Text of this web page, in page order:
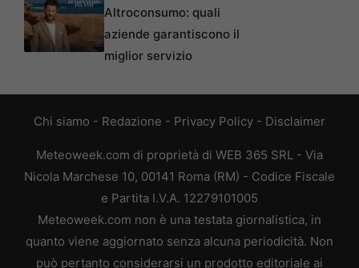
Altroconsumo: quali
aziende garantiscono il
miglior servizio
Chi siamo - Redazione - Privacy Policy - Disclaimer
Meteoweek.com di proprietà di WEB 365 SRL - Via
Nicola Marchese 10, 00141 Roma (RM) - Codice Fiscale
e Partita I.V.A. 12279101005
Meteoweek.com non è una testata giornalistica, in
quanto viene aggiornato senza alcuna periodicità. Non
può pertanto considerarsi un prodotto editoriale ai